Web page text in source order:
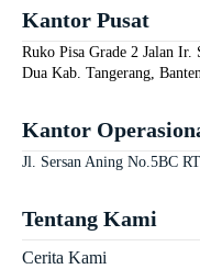
Kantor Pusat
Ruko Pisa Grade 2 Jalan Ir.
Dua Kab. Tangerang,
Kantor
Jl. Sersan Aning No.5BC
Tentang Kami
Cerita Kami